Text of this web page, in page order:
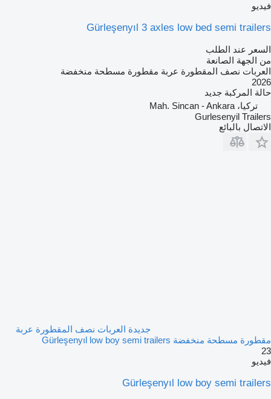
فيديو
Gürleşenyıl 3 axles low bed semi trailers
السعر عند الطلب
من الجهة الصانعة
العربات نصف المقطورة عربة مقطورة مسطحة منخفضة
2026
حالة المركبة جديد
تركيا، Mah. Sincan - Ankara
Gurlesenyil Trailers
الاتصال بالبائع
جديدة العربات نصف المقطورة عربة
مقطورة مسطحة منخفضة Gürleşenyıl low boy semi trailers
23
فيديو
Gürleşenyıl low boy semi trailers